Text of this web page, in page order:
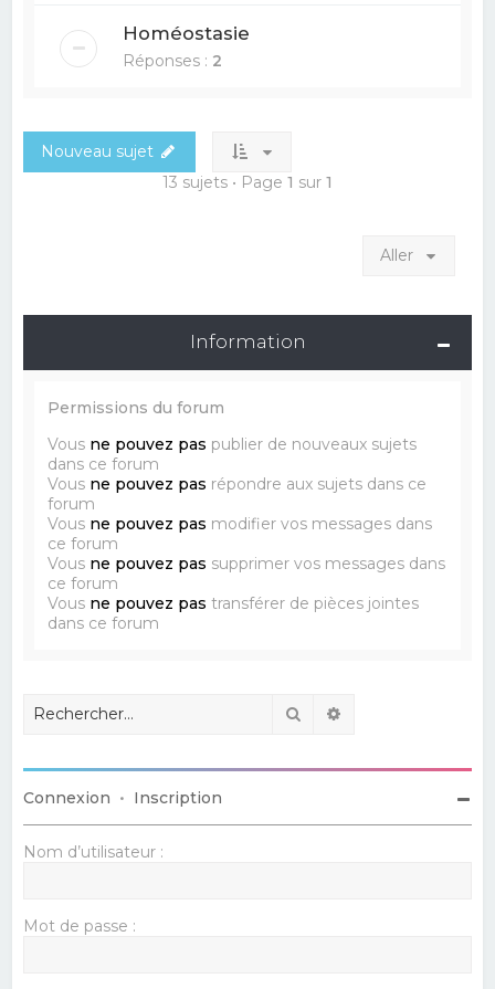
Homéostasie
Réponses : 2
Nouveau sujet
13 sujets • Page 1 sur 1
Aller
Information
Permissions du forum
Vous ne pouvez pas publier de nouveaux sujets
dans ce forum
Vous ne pouvez pas répondre aux sujets dans ce
forum
Vous ne pouvez pas modifier vos messages dans
ce forum
Vous ne pouvez pas supprimer vos messages dans
ce forum
Vous ne pouvez pas transférer de pièces jointes
dans ce forum
Rechercher
Connexion • Inscription
Nom d’utilisateur :
Mot de passe :